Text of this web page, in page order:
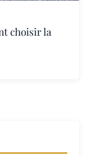
choisir la